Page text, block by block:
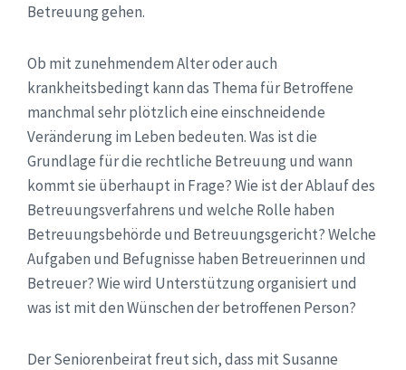
Betreuung gehen.
Ob mit zunehmendem Alter oder auch
krankheitsbedingt kann das Thema für Betroffene
manchmal sehr plötzlich eine einschneidende
Veränderung im Leben bedeuten. Was ist die
Grundlage für die rechtliche Betreuung und wann
kommt sie überhaupt in Frage? Wie ist der Ablauf des
Betreuungsverfahrens und welche Rolle haben
Betreuungsbehörde und Betreuungsgericht? Welche
Aufgaben und Befugnisse haben Betreuerinnen und
Betreuer? Wie wird Unterstützung organisiert und
was ist mit den Wünschen der betroffenen Person?
Der Seniorenbeirat freut sich, dass mit Susanne